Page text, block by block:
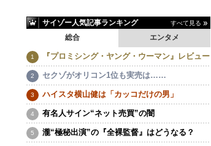
サイゾー人気記事ランキング すべて見る
エンタメ
総合
『プロミシング・ヤング・ウーマン』レビュー
セクゾがオリコン1位も実売は……
ハイスタ横山健は「カッコだけの男」
有名人サイン“ネット売買”の闇
瀧“極秘出演”の『全裸監督』はどうなる？